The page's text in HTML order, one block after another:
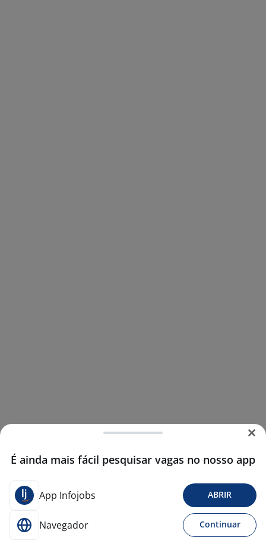
É ainda mais fácil pesquisar vagas no nosso app
App Infojobs ABRIR
Navegador Continuar